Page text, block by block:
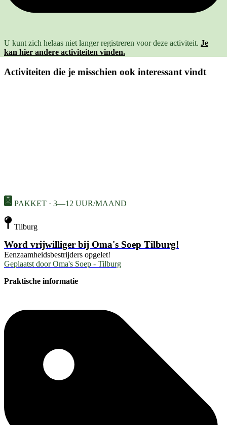
U kunt zich helaas niet langer registreren voor deze activiteit. Je
kan hier andere activiteiten vinden.
Activiteiten die je misschien ook interessant vindt
PAKKET · 3—12 UUR/MAAND
Tilburg
Word vrijwilliger bij Oma's Soep Tilburg!
Eenzaamheidsbestrijders opgelet!
Geplaatst door Oma's Soep - Tilburg
Praktische informatie